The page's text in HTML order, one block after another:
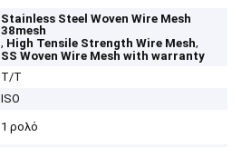
Stainless Steel Woven Wire Mesh
38mesh
, High Tensile Strength Wire Mesh,
SS Woven Wire Mesh with warranty
T/T
ISO
1 ρολό